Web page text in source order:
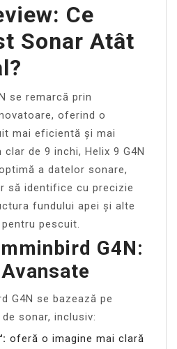
Ce
Sonar Atât
se remarcă prin
oferind o
mai eficientă și mai
de 9 inchi, Helix 9 G4N
a datelor sonare,
să identifice cu precizie
fundului apei și alte
pescuit.
G4N:
G4N se bazează pe
sonar, inclusiv:
oferă o imagine mai clară